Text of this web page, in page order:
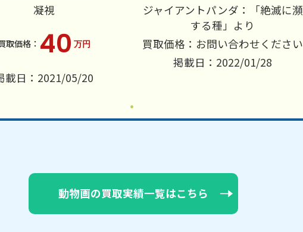
凝視
40 万円
載日：2021/05/20
ジャイアントパンダ：「絶滅に瀕
する種」より
買取価格：お問い合わせください
掲載日：2022/01/28
動物画の買取実績一覧はこちら